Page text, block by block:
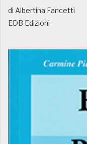
di Albertina Fancetti
EDB Edizioni